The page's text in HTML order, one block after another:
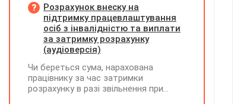
місцем роботи та за сумісництвом,
чи рахується це як два роботодавці?
Розрахунок внеску на
підтримку працевлаштування
осіб з інвалідністю та виплати
за затримку розрахунку
(аудіоверсія)
Чи береться сума, нарахована
працівнику за час затримки
розрахунку в разі звільнення при